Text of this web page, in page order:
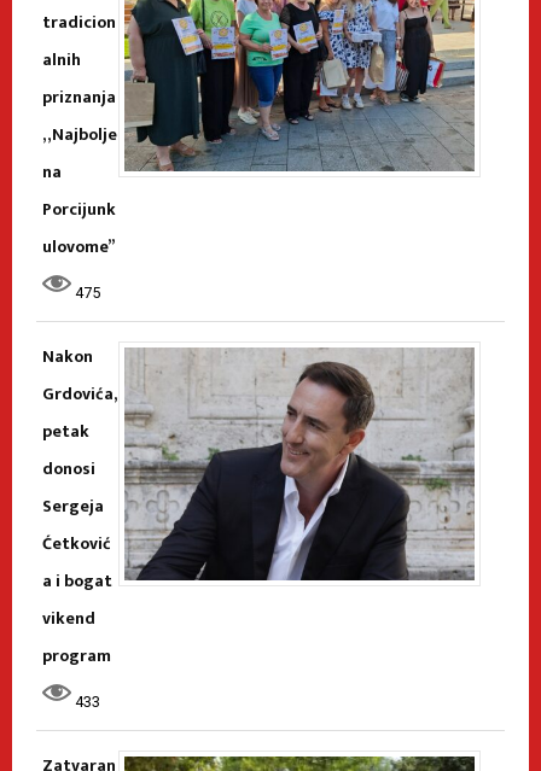
tradicion
alnih
priznanja
„Najbolje
na
Porcijunk
ulovome”
475
Nakon
Grdovića,
petak
donosi
Sergeja
Ćetković
a i bogat
vikend
program
433